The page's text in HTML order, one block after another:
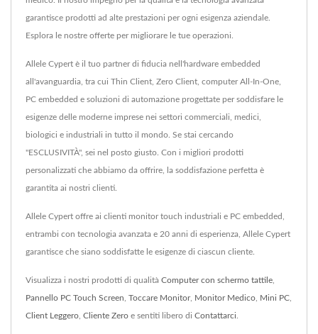
garantisce prodotti ad alte prestazioni per ogni esigenza aziendale.
Esplora le nostre offerte per migliorare le tue operazioni.
Allele Cypert è il tuo partner di fiducia nell'hardware embedded
all'avanguardia, tra cui Thin Client, Zero Client, computer All-In-One,
PC embedded e soluzioni di automazione progettate per soddisfare le
esigenze delle moderne imprese nei settori commerciali, medici,
biologici e industriali in tutto il mondo. Se stai cercando
"ESCLUSIVITÀ", sei nel posto giusto. Con i migliori prodotti
personalizzati che abbiamo da offrire, la soddisfazione perfetta è
garantita ai nostri clienti.
Allele Cypert offre ai clienti monitor touch industriali e PC embedded,
entrambi con tecnologia avanzata e 20 anni di esperienza, Allele Cypert
garantisce che siano soddisfatte le esigenze di ciascun cliente.
Visualizza i nostri prodotti di qualità Computer con schermo tattile
Pannello PC Touch Screen Toccare Monitor, Monitor Medico Mini PC
Client Leggero Cliente Zero e sentiti libero di Contattarci